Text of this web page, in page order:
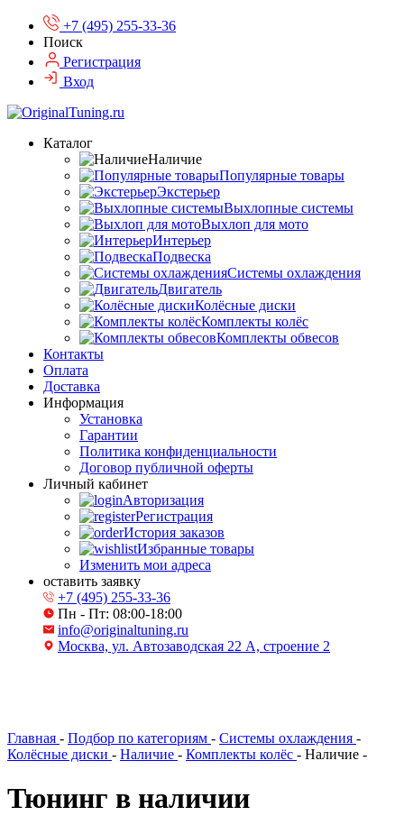
+7 (495) 255-33-36
Поиск
Регистрация
Вход
Каталог
Наличие
Популярные товары
Экстерьер
Выхлопные системы
Выхлоп для мото
Интерьер
Подвеска
Системы охлаждения
Двигатель
Колёсные диски
Комплекты колёс
Комплекты обвесов
Контакты
Оплата
Доставка
Информация
Установка
Гарантии
Политика конфиденциальности
Договор публичной оферты
Личный кабинет
Авторизация
Регистрация
История заказов
Избранные товары
Изменить мои адреса
оставить заявку
+7 (495) 255-33-36
Пн - Пт: 08:00-18:00
info@originaltuning.ru
Москва, ул. Автозаводская 22 А, строение 2
Главная - Подбор по категориям - Системы охлаждения -
Колёсные диски - Наличие - Комплекты колёс - Наличие -
Тюнинг в наличии